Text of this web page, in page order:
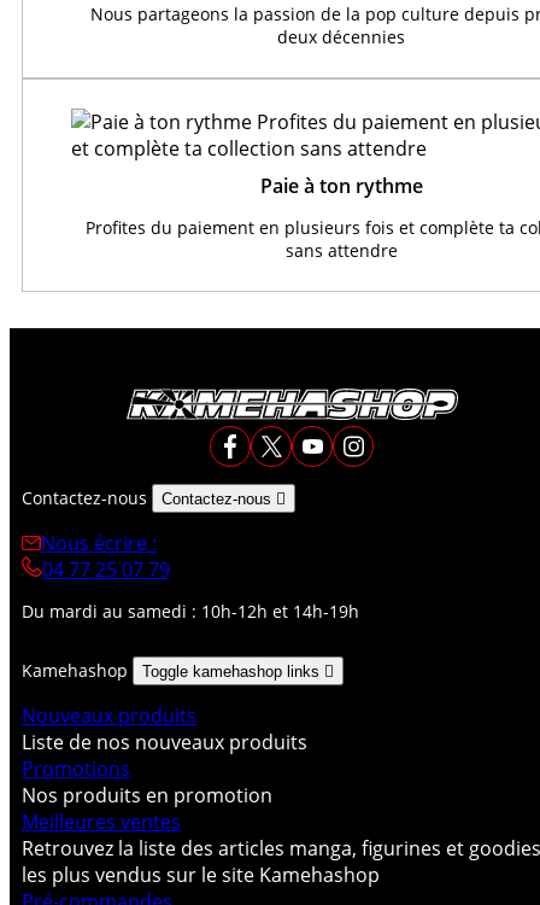
Nous partageons la passion de la pop culture depuis
deux décennies
Paie à ton rythme
Profites du paiement en plusieurs fois et complète ta
sans attendre
Contactez-nous Contactez-nous 
Nous écrire :
04 77 25 07 79
Du mardi au samedi : 10h-12h et 14h-19h
Kamehashop Toggle kamehashop links 
Nouveaux produits
Liste de nos nouveaux produits
Promotions
Nos produits en promotion
Meilleures ventes
Retrouvez la liste des articles manga, figurines et goodies
les plus vendus sur le site Kamehashop